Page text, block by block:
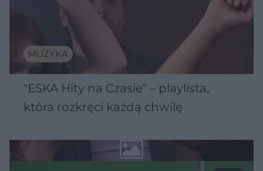
MUZYKA
"ESKA Hity na Czasie" – playlista,
która rozkręci każdą chwilę